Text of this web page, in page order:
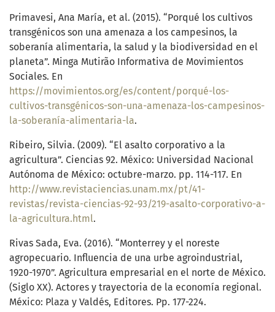
Primavesi, Ana María, et al. (2015). “Porqué los cultivos
transgénicos son una amenaza a los campesinos, la
soberanía alimentaria, la salud y la biodiversidad en el
planeta”. Minga Mutirão Informativa de Movimientos
Sociales. En
https://movimientos.org/es/content/porqué-los-
cultivos-transgénicos-son-una-amenaza-los-campesinos-
la-soberanía-alimentaria-la.
Ribeiro, Silvia. (2009). “El asalto corporativo a la
agricultura”. Ciencias 92. México: Universidad Nacional
Autónoma de México: octubre-marzo. pp. 114-117. En
http://www.revistaciencias.unam.mx/pt/41-
revistas/revista-ciencias-92-93/219-asalto-corporativo-a-
la-agricultura.html.
Rivas Sada, Eva. (2016). “Monterrey y el noreste
agropecuario. Influencia de una urbe agroindustrial,
1920-1970”. Agricultura empresarial en el norte de México.
(Siglo XX). Actores y trayectoria de la economía regional.
México: Plaza y Valdés, Editores. Pp. 177-224.